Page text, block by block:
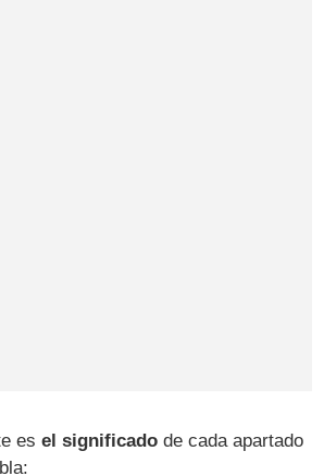
esel significado de cada apartado